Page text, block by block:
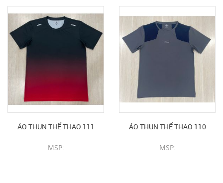
ÁO THUN THỂ THAO 111
MSP:
ÁO THUN THỂ THAO 110
MSP: